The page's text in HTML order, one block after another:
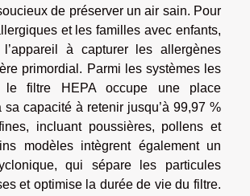
de préserver un air sain. Pour
et les familles avec enfants,
à capturer les allergènes
primordial. Parmi les systèmes les
le filtre HEPA occupe une place
sa capacité à retenir jusqu’à 99,97 %
incluant poussières, pollens et
modèles intègrent également un
qui sépare les particules
et optimise la durée de vie du filtre.